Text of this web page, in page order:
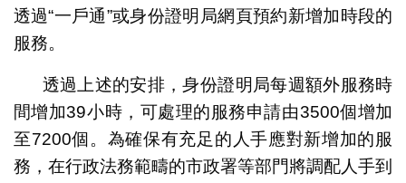
透過“一戶通”或身份證明局網頁預約新增加時段的
服務。
透過上述的安排，身份證明局每週額外服務時
間增加39小時，可處理的服務申請由3500個增加
至7200個。為確保有充足的人手應對新增加的服
務，在行政法務範疇的市政署等部門將調配人手到